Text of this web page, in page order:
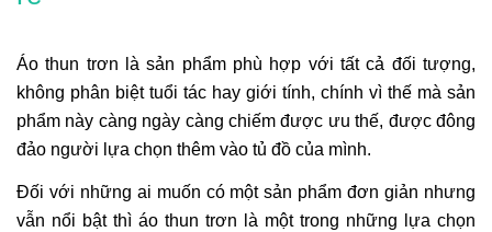
Áo thun trơn là sản phẩm phù hợp với tất cả đối tượng,
không phân biệt tuổi tác hay giới tính, chính vì thế mà sản
phẩm này càng ngày càng chiếm được ưu thế, được đông
đảo người lựa chọn thêm vào tủ đồ của mình.
Đối với những ai muốn có một sản phẩm đơn giản nhưng
vẫn nổi bật thì áo thun trơn là một trong những lựa chọn